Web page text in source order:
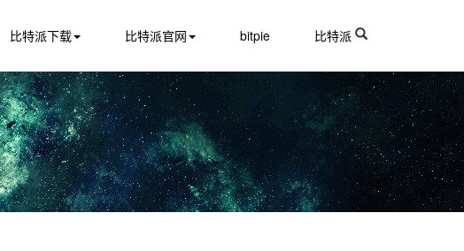
比特派下载 比特派官网 bitpie 比特派